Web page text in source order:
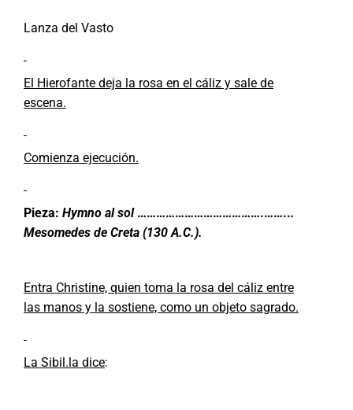
Lanza del Vasto
El Hierofante deja la rosa en el cáliz y sale de
escena.
Comienza ejecución.
Pieza: Hymno al sol ………………………………….……...
Mesomedes de Creta (130 A.C.).
Entra Christine, quien toma la rosa del cáliz entre
las manos y la sostiene, como un objeto sagrado.
La Sibil.la dice: